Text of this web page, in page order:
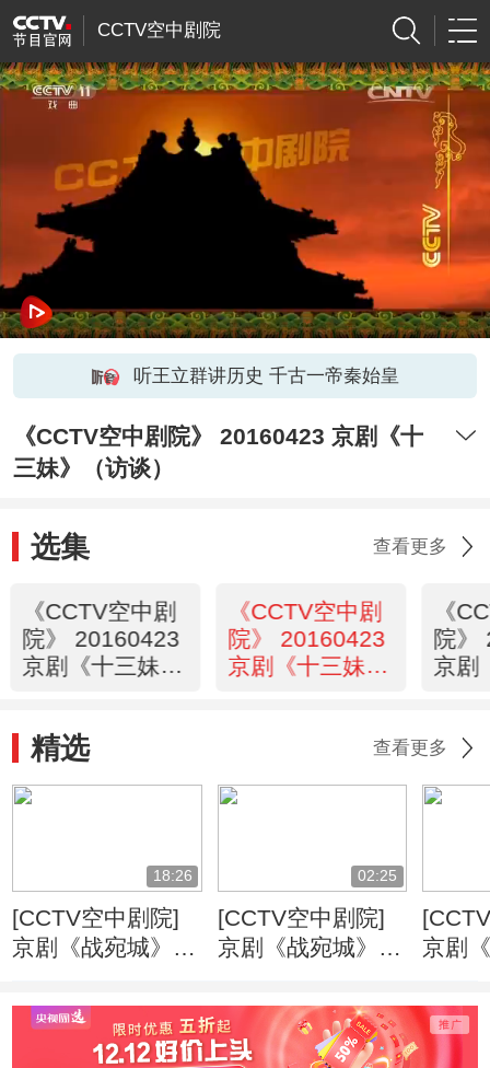
CCTV空中剧院
听王立群讲历史 千古一帝秦始皇
《CCTV空中剧院》 20160423 京剧《十
三妹》（访谈）
选集 查看更多
《CCTV空中剧
院》 20160423
京剧《十三妹》
《CCTV空中剧
院》 20160423
京剧《十三妹》
《
院》
京剧
精选 查看更多
18:26
[CCTV空中剧院]
京剧《战宛城》
02:25
[CCTV空中剧院]
京剧《战宛城》
京剧